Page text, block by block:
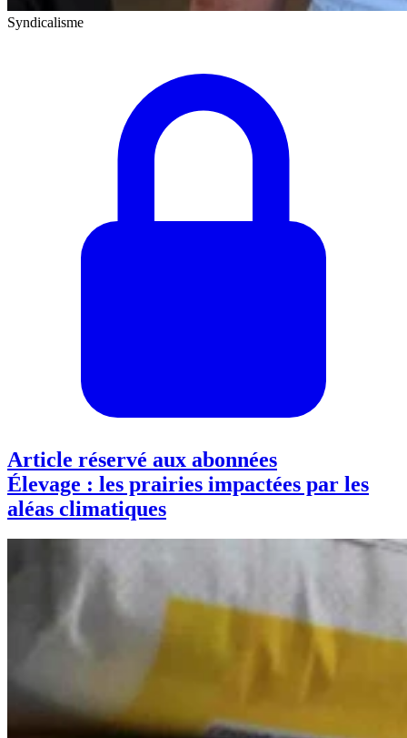
Syndicalisme
Article réservé aux abonnées
Élevage : les prairies impactées par les
aléas climatiques